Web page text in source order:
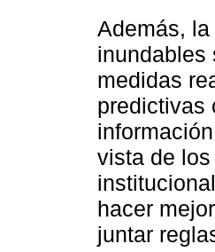
Además,
inundables͏
medidas
predictivas
vista de͏
hacer
juntar